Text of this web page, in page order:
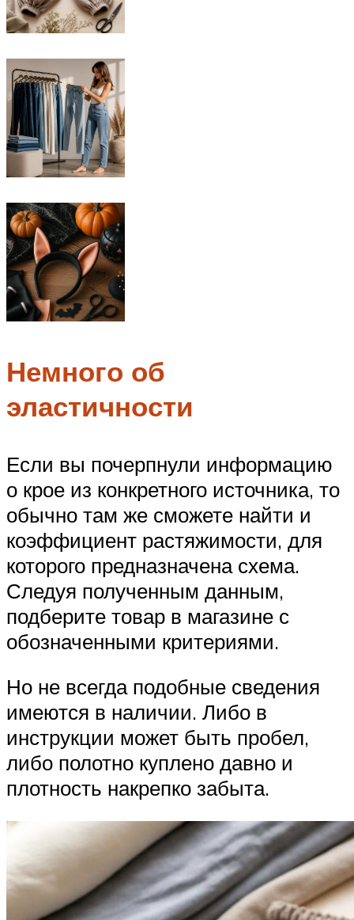
Немного об
эластичности
Если вы почерпнули информацию
о крое из конкретного источника, то
обычно там же сможете найти и
коэффициент растяжимости, для
которого предназначена схема.
Следуя полученным данным,
подберите товар в магазине с
обозначенными критериями.
Но не всегда подобные сведения
имеются в наличии. Либо в
инструкции может быть пробел,
либо полотно куплено давно и
плотность накрепко забыта.